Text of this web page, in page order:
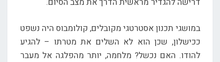
במושגי תכנון אסטרטגי מקובלים, קולומבוס היה נשפט
ככישלון, שכן הוא לא השלים את מטרתו – להגיע
להודו. האם נכשל? מלחמה, יותר מהפלגה אל מעבר